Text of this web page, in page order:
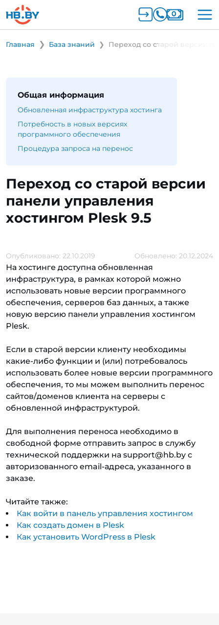
Главная База знаний Переход со старой версии
Переход со старой версии
панели управления
хостингом Plesk 9.5
Опубликовано: 22.10.2019 Обновлено: 20.12.2024
На хостинге доступна обновленная
инфраструктура, в рамках которой можно
использовать новые версии программного
обеспечения, серверов баз данных, а также
новую версию панели управления хостингом
Plesk.
Если в старой версии клиенту необходимы
какие-либо функции и (или) потребовалось
использовать более новые версии программного
обеспечения, то мы можем выполнить перенос
сайтов/доменов клиента на серверы с
обновленной инфраструктурой.
Для выполнения переноса необходимо в
свободной форме отправить запрос в службу
технической поддержки на support@hb.by с
авторизованного email-адреса, указанного в
заказе.
Читайте также:
Как войти в панель управления хостингом
Как создать домен в Plesk
Как установить WordPress в Plesk
Общая информация
Обновленная инфраструктура хостинга
Потребность в новых версиях
программного обеспечения
Процедура запроса на перенос